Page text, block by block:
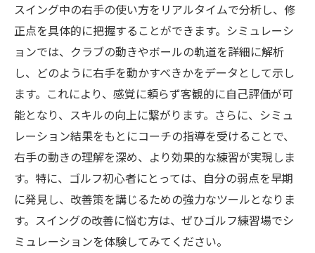
スイング中の右手の使い方をリアルタイムで分析し、修
正点を具体的に把握することができます。シミュレーシ
ョンでは、クラブの動きやボールの軌道を詳細に解析
し、どのように右手を動かすべきかをデータとして示し
ます。これにより、感覚に頼らず客観的に自己評価が可
能となり、スキルの向上に繋がります。さらに、シミュ
レーション結果をもとにコーチの指導を受けることで、
右手の動きの理解を深め、より効果的な練習が実現しま
す。特に、ゴルフ初心者にとっては、自分の弱点を早期
に発見し、改善策を講じるための強力なツールとなりま
す。スイングの改善に悩む方は、ぜひゴルフ練習場でシ
ミュレーションを体験してみてください。